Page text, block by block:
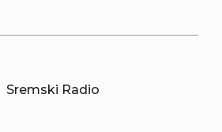
Sremski Radio